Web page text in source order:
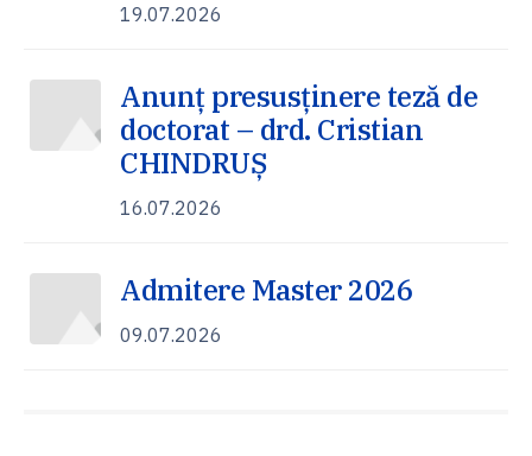
19.07.2026
Anunț presusținere teză de
doctorat – drd. Cristian
CHINDRUȘ
16.07.2026
Admitere Master 2026
09.07.2026